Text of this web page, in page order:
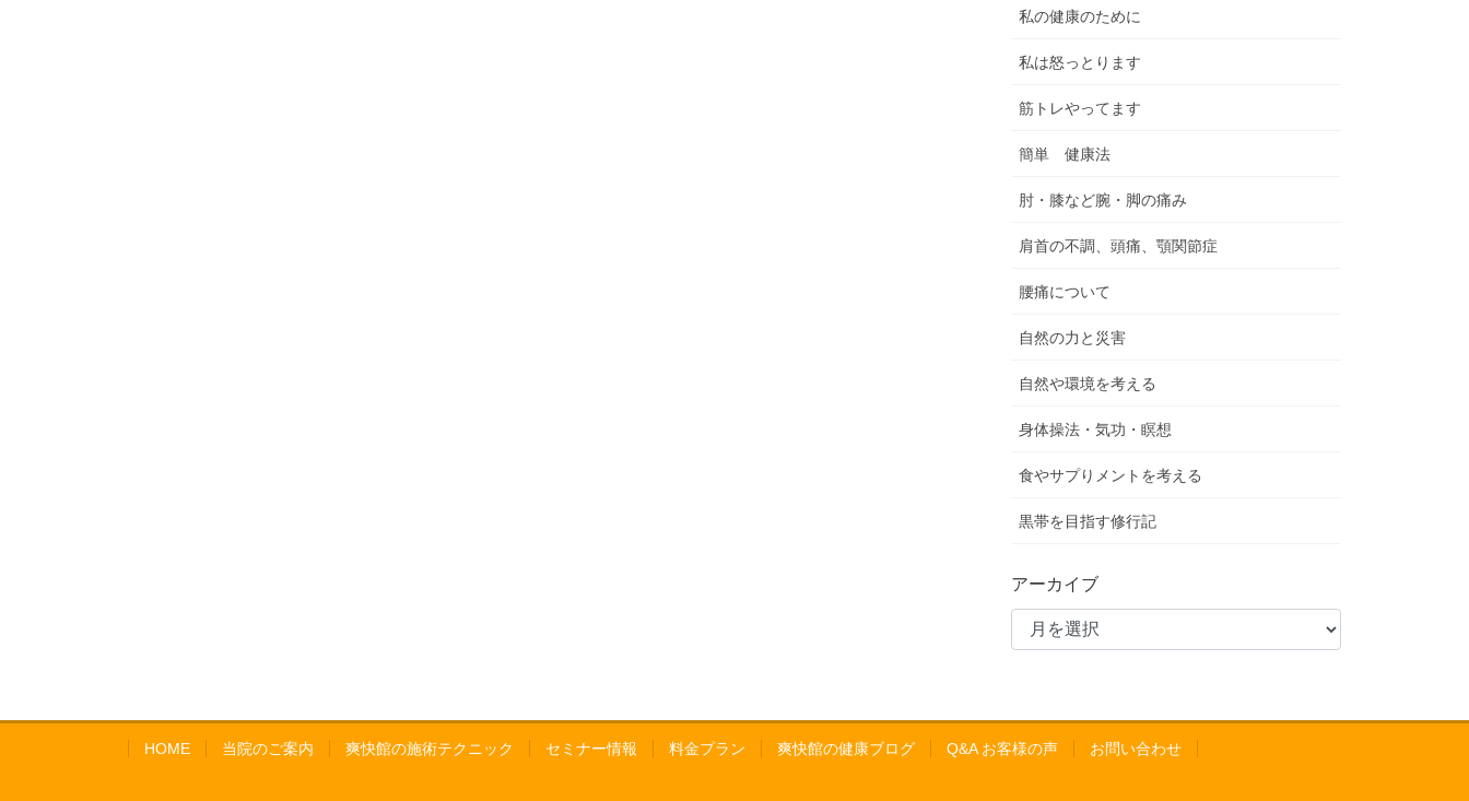
私の健康のために
私は怒っとります
筋トレやってます
簡単 健康法
肘・膝など腕・脚の痛み
肩首の不調、頭痛、顎関節症
腰痛について
自然の力と災害
自然や環境を考える
身体操法・気功・瞑想
食やサプりメントを考える
黒帯を目指す修行記
アーカイブ
HOME 当院のご案内 爽快館の施術テクニック セミナー情報 料金プラン 爽快館の健康ブログ Q&A お客様の声 お問い合わせ